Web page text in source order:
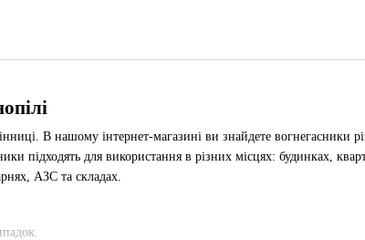
В нашому інтернет-магазині ви знайдете вогнегасники
для використання в різних місцях: будинках,
АЗС та складах.